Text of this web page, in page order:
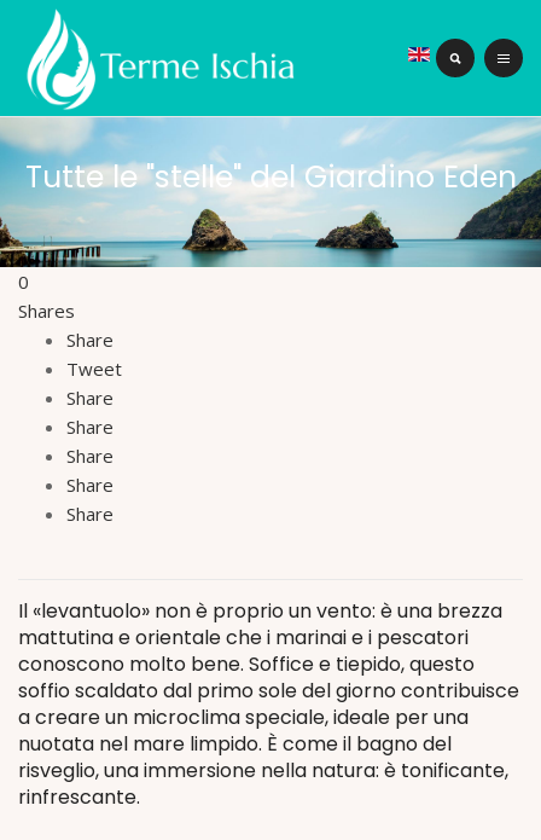
Tutte le "stelle" del Giardino Eden
0
Shares
Share
Tweet
Share
Share
Share
Share
Share
Il «levantuolo» non è proprio un vento: è una brezza
mattutina e orientale che i marinai e i pescatori
conoscono molto bene. Soffice e tiepido, questo
soffio scaldato dal primo sole del giorno contribuisce
a creare un microclima speciale, ideale per una
nuotata nel mare limpido. È come il bagno del
risveglio, una immersione nella natura: è tonificante,
rinfrescante.